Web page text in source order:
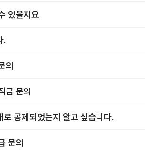
있을지요
.
의
금 문의
로 공제되었는지 알고 싶습니다.
문의